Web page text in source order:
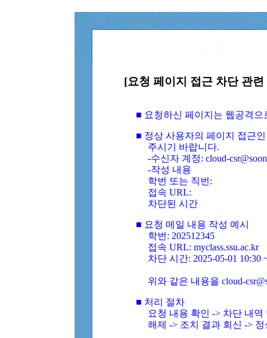
[요청 페이지 접근 차단 관
■ 요청하신 페이지는 웹공격
■ 정상 사용자의 페이지 접근
주시기 바랍니다.
-수신자 계정: cloud-
-작성 내용
학번 또는 직번:
접속 URL:
차단된 시간
■ 요청 메일 내용 작성 예시
학번: 202512345
접속 URL: myclass.ssu.ac.kr
차단 시간: 2025-05-01 10:30
위와 같은 내용을 cloud-
■ 처리 절차
요청 내용 확인 -> 차단 내
해제 -> 조치 결과 회신 ->